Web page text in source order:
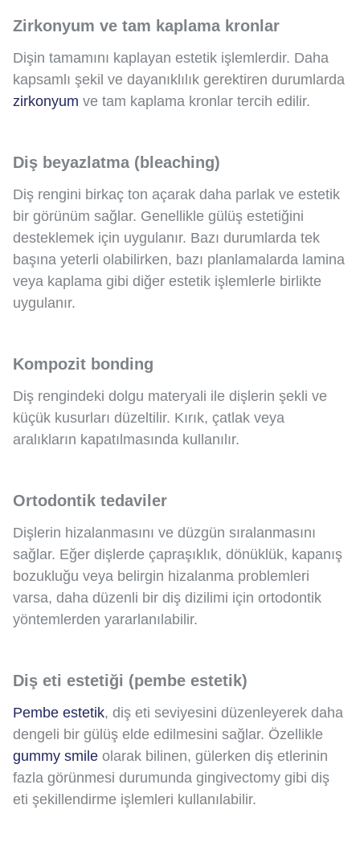
Zirkonyum ve tam kaplama kronlar
Dişin tamamını kaplayan estetik işlemlerdir. Daha
kapsamlı şekil ve dayanıklılık gerektiren durumlarda
zirkonyum ve tam kaplama kronlar tercih edilir.
Diş beyazlatma (bleaching)
Diş rengini birkaç ton açarak daha parlak ve estetik
bir görünüm sağlar. Genellikle gülüş estetiğini
desteklemek için uygulanır. Bazı durumlarda tek
başına yeterli olabilirken, bazı planlamalarda lamina
veya kaplama gibi diğer estetik işlemlerle birlikte
uygulanır.
Kompozit bonding
Diş rengindeki dolgu materyali ile dişlerin şekli ve
küçük kusurları düzeltilir. Kırık, çatlak veya
aralıkların kapatılmasında kullanılır.
Ortodontik tedaviler
Dişlerin hizalanmasını ve düzgün sıralanmasını
sağlar. Eğer dişlerde çapraşıklık, dönüklük, kapanış
bozukluğu veya belirgin hizalanma problemleri
varsa, daha düzenli bir diş dizilimi için ortodontik
yöntemlerden yararlanılabilir.
Diş eti estetiği (pembe estetik)
Pembe estetik, diş eti seviyesini düzenleyerek daha
dengeli bir gülüş elde edilmesini sağlar. Özellikle
gummy smile olarak bilinen, gülerken diş etlerinin
fazla görünmesi durumunda gingivectomy gibi diş
eti şekillendirme işlemleri kullanılabilir.